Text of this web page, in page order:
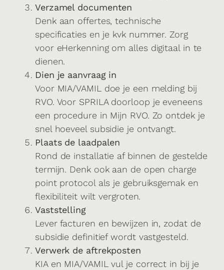
Verzamel documenten
Denk aan offertes, technische
specificaties en je kvk nummer. Zorg
voor eHerkenning om alles digitaal in te
dienen.
Dien je aanvraag in
Voor MIA/VAMIL doe je een melding bij
RVO. Voor SPRILA doorloop je eveneens
een procedure in Mijn RVO. Zo ontdek je
snel hoeveel subsidie je ontvangt.
Plaats de laadpalen
Rond de installatie af binnen de gestelde
termijn. Denk ook aan de open charge
point protocol als je gebruiksgemak en
flexibiliteit wilt vergroten.
Vaststelling
Lever facturen en bewijzen in, zodat de
subsidie definitief wordt vastgesteld.
Verwerk de aftrekposten
KIA en MIA/VAMIL vul je correct in bij je